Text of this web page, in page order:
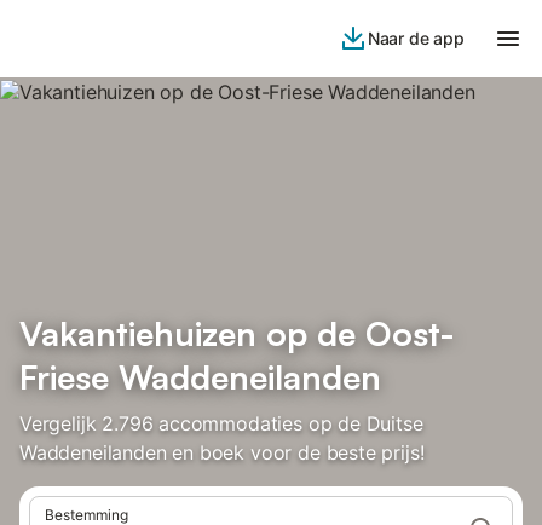
Naar de app
Vakantiehuizen op de Oost-
Friese Waddeneilanden
Vergelijk 2.796 accommodaties op de Duitse
Waddeneilanden en boek voor de beste prijs!
Bestemming